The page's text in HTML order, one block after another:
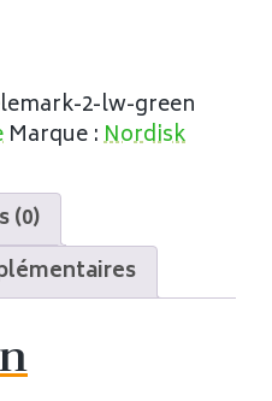
2-lw-green
Marque :Nordisk
(0)